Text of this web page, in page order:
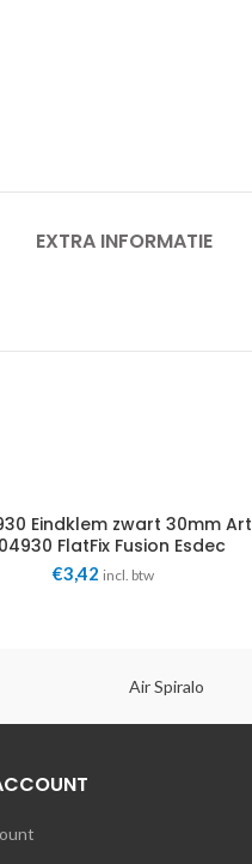
EXTRA INFORMATIE
Eindklem zwart 30mm Art
FlatFix Fusion Esdec
€3,42 incl. btw
Air Spiralo